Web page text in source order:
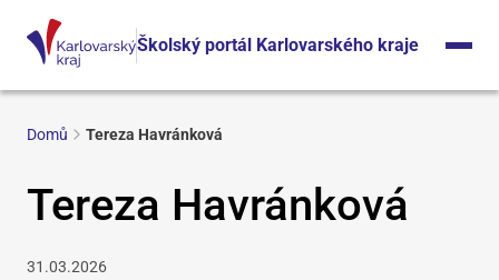
Školský portál Karlovarského kraje
Domů Tereza Havránková
Tereza Havránková
31.03.2026